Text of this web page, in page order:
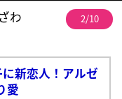
わ
2/10
新恋人！アルゼ
愛